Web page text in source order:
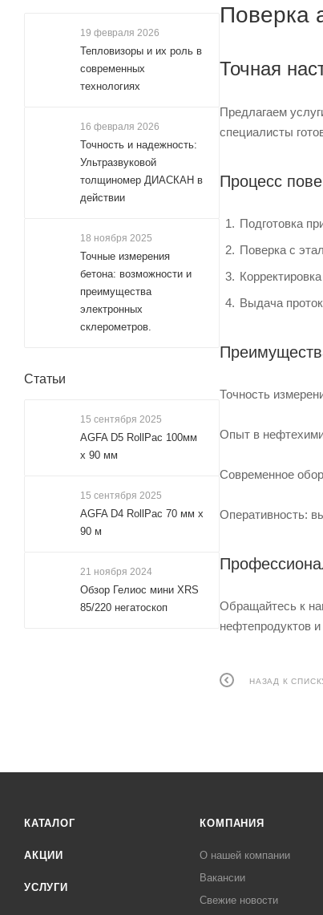
Поверка
Точная
Предлагаем
специалисты
Процесс
Подготовка
Поверка с
Выдача
Точность
Опыт в
Современное
Оперативность:
Обращайтесь к
нефтепродуктов
НАЗАД К
19 февраля 2026
Тепловизоры и их роль в
современных
технологиях
16 февраля 2026
Точность и надежность:
Ультразвуковой
толщиномер ДИАСКАН в
действии
18 ноября 2025
Точные измерения
бетона: возможности и
преимущества
электронных
склерометров.
Статьи
15 сентября 2025
AGFA D5 RollPac 100мм
х 90 мм
15 сентября 2025
AGFA D4 RollPac 70 мм x
90 м
21 ноября 2024
Обзор Гелиос мини XRS
85/220 негатоскоп
КАТАЛОГ
АКЦИИ
УСЛУГИ
КОМПАНИЯ
О нашей компании
Вакансии
Свежие новости